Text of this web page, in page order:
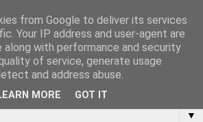
▼
from Google to deliver its services
Your IP address and user-agent are
along with performance and security
of service, generate usage
and address abuse.
MORE GOT IT